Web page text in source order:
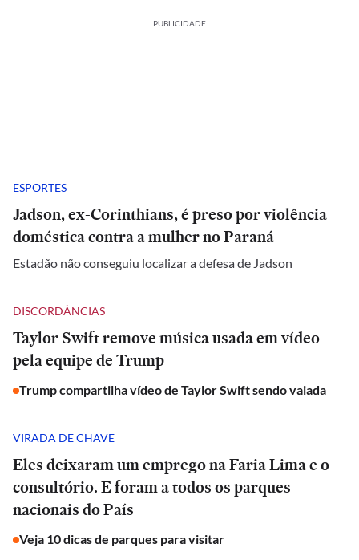
PUBLICIDADE
ESPORTES
Jadson, ex-Corinthians, é preso por violência
doméstica contra a mulher no Paraná
Estadão não conseguiu localizar a defesa de Jadson
DISCORDÂNCIAS
Taylor Swift remove música usada em vídeo
pela equipe de Trump
Trump compartilha vídeo de Taylor Swift sendo vaiada
VIRADA DE CHAVE
Eles deixaram um emprego na Faria Lima e o
consultório. E foram a todos os parques
nacionais do País
Veja 10 dicas de parques para visitar